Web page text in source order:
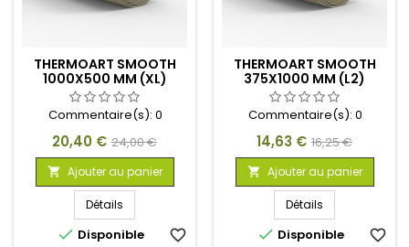
THERMOART SMOOTH
1000X500 MM (XL)
Commentaire(s): 0
Prix
20,40 € Prix
de
base
24,00 €
 Ajouter au panier
Détails
 Disponible favorite_border
THERMOART SMOOTH
375X1000 MM (L2)
Commentaire(s): 0
Prix
14,63 € Prix
de
base
16,25 €
 Ajouter au panier
Détails
 Disponible favorite_border